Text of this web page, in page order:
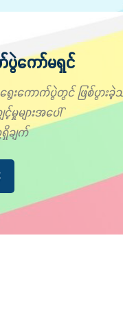
ပွဲကော်မရှင်
းကောက်ပွဲတွင် ဖြစ်ပွား
မှုများအပေါ်
ချက်